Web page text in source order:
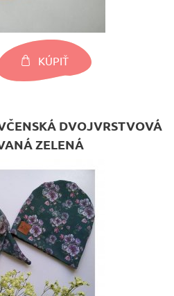
KÚPIŤ
DVOJVRSTVOVÁ
ZELENÁ